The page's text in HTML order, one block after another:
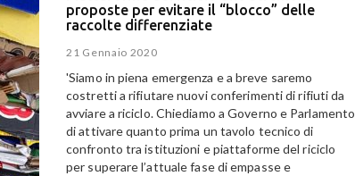
proposte per evitare il “blocco” delle
raccolte differenziate
21 Gennaio 2020
'Siamo in piena emergenza e a breve saremo
costretti a rifiutare nuovi conferimenti di rifiuti da
avviare a riciclo. Chiediamo a Governo e Parlamento
di attivare quanto prima un tavolo tecnico di
confronto tra istituzioni e piattaforme del riciclo
per superare l’attuale fase di empasse e